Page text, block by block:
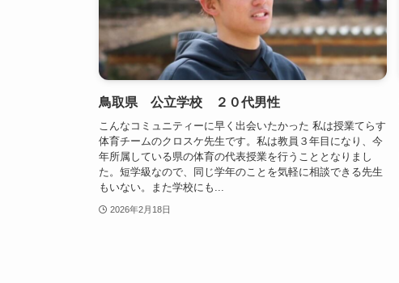
鳥取県 公立学校 ２０代男性
こんなコミュニティーに早く出会いたかった 私は授業てらす
体育チームのクロスケ先生です。私は教員３年目になり、今
年所属している県の体育の代表授業を行うこととなりまし
た。短学級なので、同じ学年のことを気軽に相談できる先生
もいない。また学校にも...
2026年2月18日